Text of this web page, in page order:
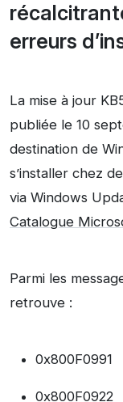
erreurs
La mise à jour
publiée le 10
destination de
s’installer chez
via Windows
Catalogue
Parmi les
retrouve :
0x800F0991
0x800F0922